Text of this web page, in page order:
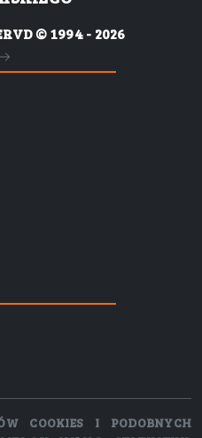
© 1994 - 2026
COOKIES I PODOBNYCH